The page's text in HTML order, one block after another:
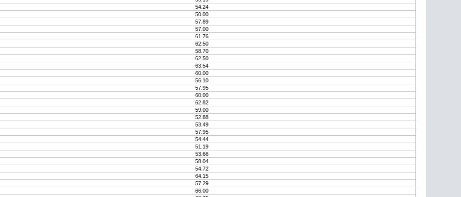
54.24
50.00
57.89
57.00
61.76
62.50
58.70
62.50
63.54
60.00
56.10
57.95
60.00
62.82
59.00
52.88
53.49
57.95
54.44
51.19
53.66
58.04
54.72
64.15
57.29
66.00